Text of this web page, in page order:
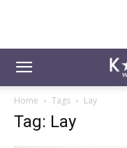
Home Tags Lay
Tag: Lay